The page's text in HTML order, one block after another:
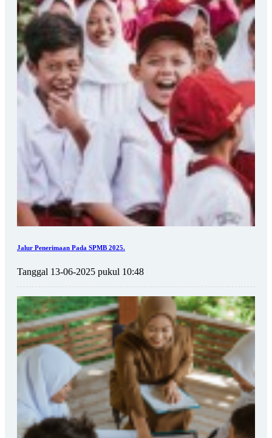
Jalur Penerimaan Pada SPMB 2025.
Tanggal 13-06-2025 pukul 10:48